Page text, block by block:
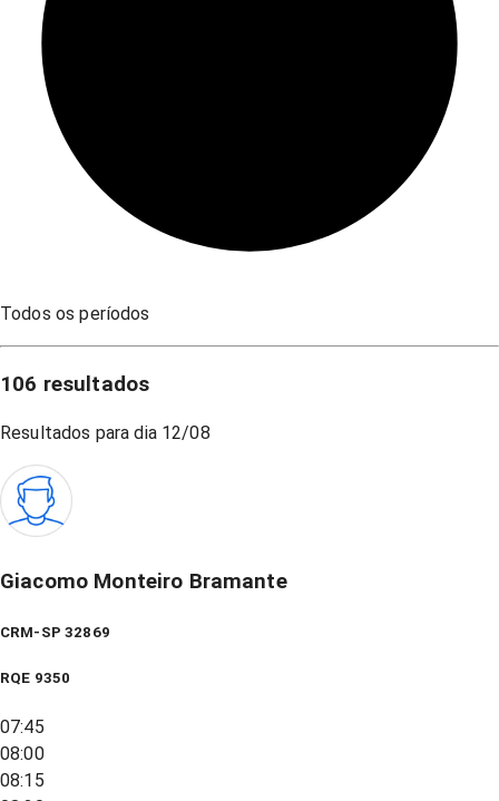
Todos os períodos
106 resultados
Resultados para dia 12/08
Giacomo Monteiro Bramante
CRM-SP 32869
RQE 9350
07:45
08:00
08:15